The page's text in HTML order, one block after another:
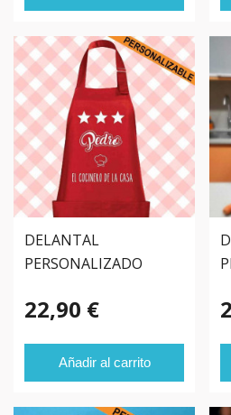
DELANTAL
PERSONALIZADO
22,90 €
Añadir al carrito